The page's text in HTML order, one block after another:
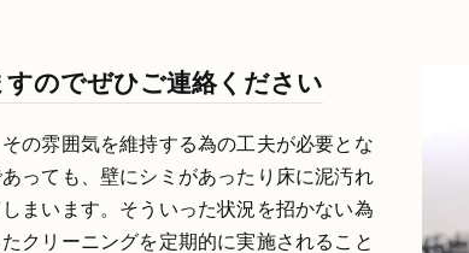
のでぜひご連絡ください
の雰囲気を維持する為の工夫が必要とな
っても、壁にシミがあったり床に泥汚れ
まいます。そういった状況を招かない為
クリーニングを定期的に実施されること